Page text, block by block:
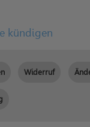
kündigen
Widerruf